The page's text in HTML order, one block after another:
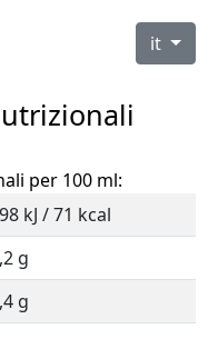
it
per 100 ml:
kJ / 71 kcal
g
g